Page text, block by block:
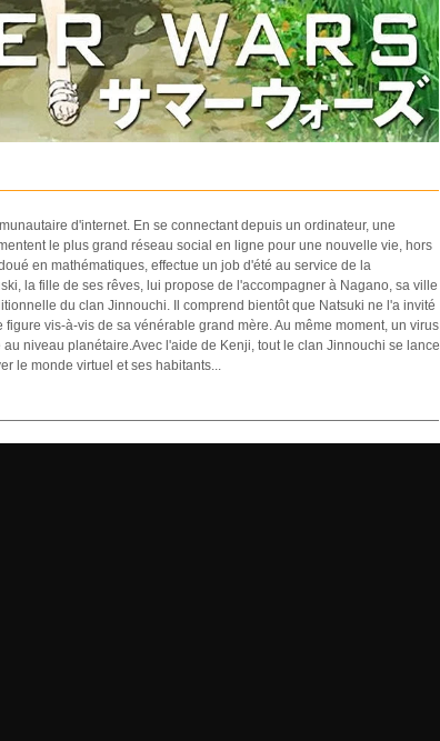
d'internet. En se connectant depuis un ordinateur, une
le plus grand réseau social en ligne pour une nouvelle vie, hors
en mathématiques, effectue un job d'été au service de la
la fille de ses rêves, lui propose de l'accompagner à Nagano, sa ville
du clan Jinnouchi. Il comprend bientôt que Natsuki ne l'a invité
vis-à-vis de sa vénérable grand mère. Au même moment, un virus
niveau planétaire.Avec l'aide de Kenji, tout le clan Jinnouchi se lance
le monde virtuel et ses habitants...